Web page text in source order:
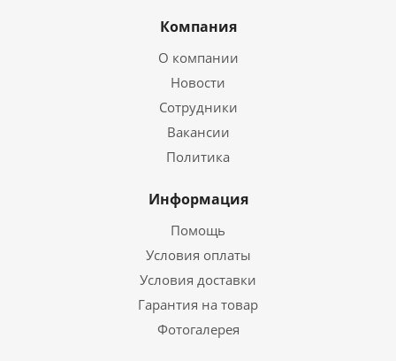
Компания
О компании
Новости
Сотрудники
Вакансии
Политика
Информация
Помощь
Условия оплаты
Условия доставки
Гарантия на товар
Фотогалерея